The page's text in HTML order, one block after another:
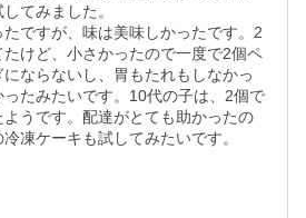
てみました。
ですが、味は美味しかったです。2
けど、小さかったので一度で2個ペ
ならないし、胃もたれもしなかっ
たみたいです。10代の子は、2個で
うです。配達がとても助かったの
凍ケーキも試してみたいです。